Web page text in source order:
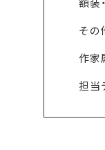
その
作家
担当